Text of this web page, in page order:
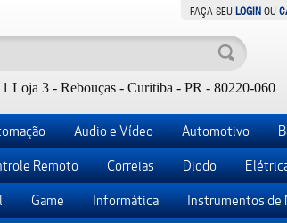
FAÇA SEU LOGIN OU
Loja 3 - Rebouças - Curitiba - PR - 80220-060
Audio e Vídeo Automotivo
Remoto Correias Diodo
Game Informática Instrumentos de